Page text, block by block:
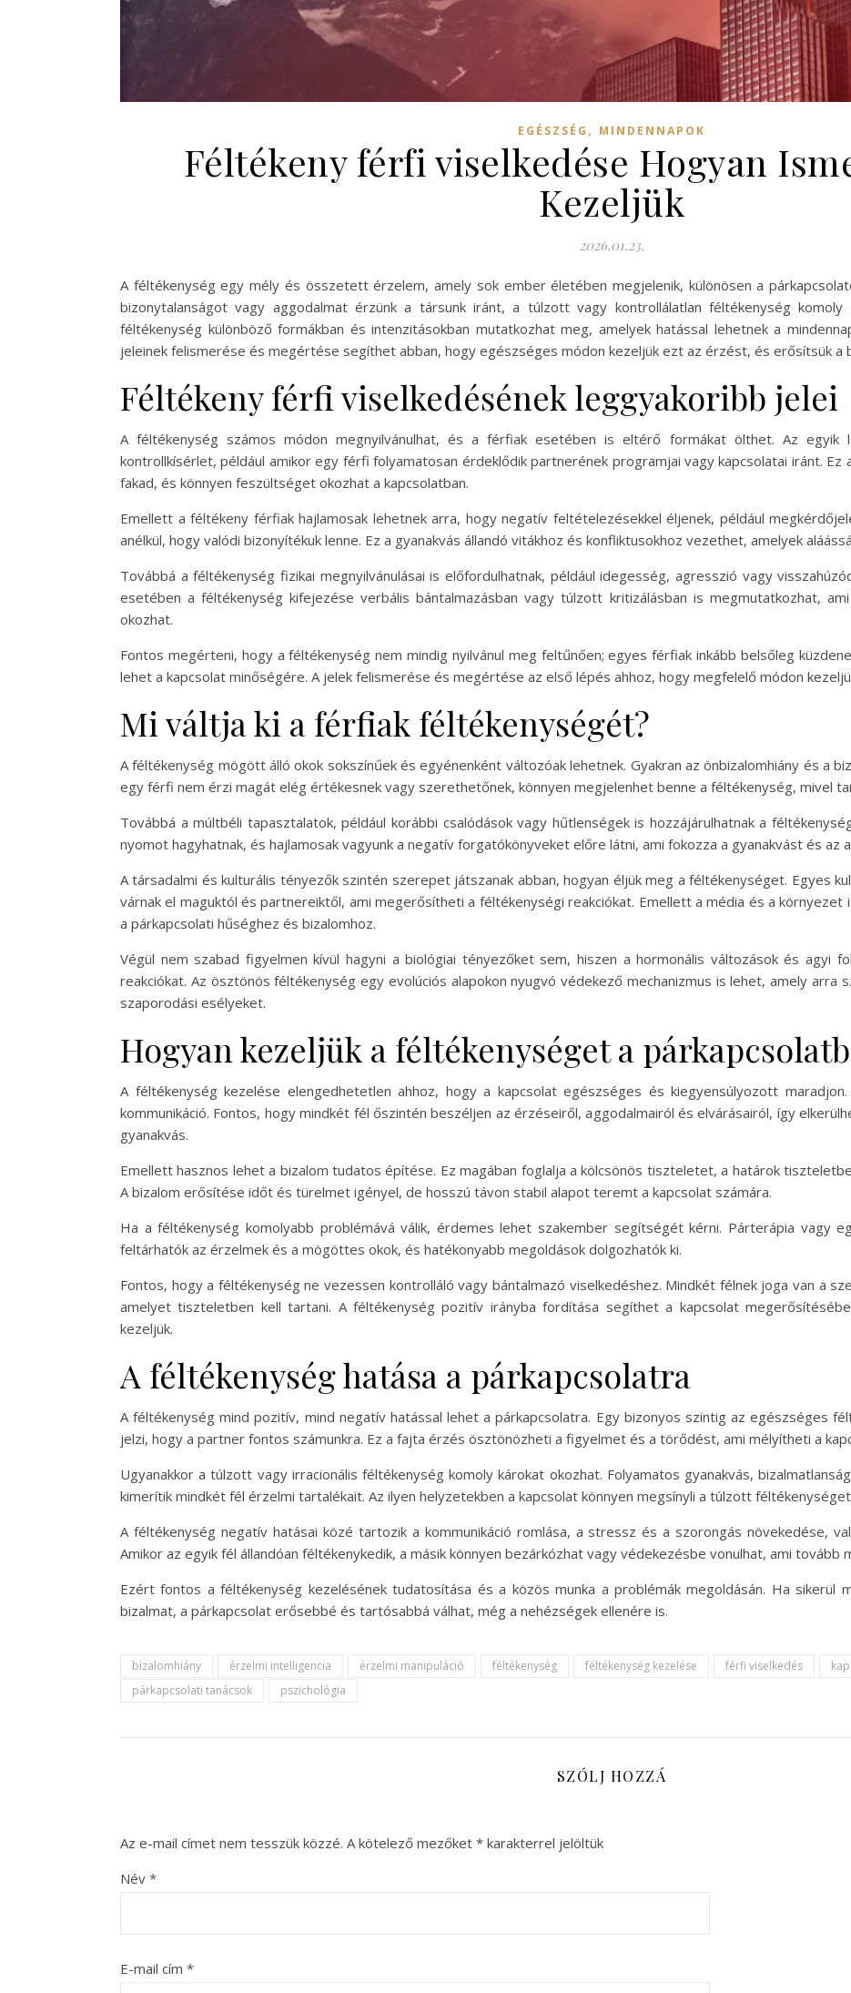
EGÉSZSÉG , MINDENNAPOK
Féltékeny férfi viselkedése Hogyan
Kezeljük
2026.01.23.
A féltékenység egy mély és összetett érzelem, amely sok ember életében megjelenik, különösen a
bizonytalanságot vagy aggodalmat érzünk a társunk iránt, a túlzott vagy kontrollálatlan féltékenység
féltékenység különböző formákban és intenzitásokban mutatkozhat meg, amelyek hatással lehetnek a
jeleinek felismerése és megértése segíthet abban, hogy egészséges módon kezeljük ezt az érzést, és erősítsük a
Féltékeny férfi viselkedésének leggyakoribb jelei
A féltékenység számos módon megnyilvánulhat, és a férfiak esetében is eltérő formákat ölthet. Az
kontrollkísérlet, például amikor egy férfi folyamatosan érdeklődik partnerének programjai vagy kapcsolatai iránt. Ez
fakad, és könnyen feszültséget okozhat a kapcsolatban.
Emellett a féltékeny férfiak hajlamosak lehetnek arra, hogy negatív feltételezésekkel éljenek, például
anélkül, hogy valódi bizonyítékuk lenne. Ez a gyanakvás állandó vitákhoz és konfliktusokhoz vezethet, amelyek
Továbbá a féltékenység fizikai megnyilvánulásai is előfordulhatnak, például idegesség, agresszió vagy
esetében a féltékenység kifejezése verbális bántalmazásban vagy túlzott kritizálásban is megmutatkozhat,
okozhat.
Fontos megérteni, hogy a féltékenység nem mindig nyilvánul meg feltűnően; egyes férfiak inkább belsőleg
lehet a kapcsolat minőségére. A jelek felismerése és megértése az első lépés ahhoz, hogy megfelelő módon
Mi váltja ki a férfiak féltékenységét?
A féltékenység mögött álló okok sokszínűek és egyénenként változóak lehetnek. Gyakran az önbizalomhiány és a
egy férfi nem érzi magát elég értékesnek vagy szerethetőnek, könnyen megjelenhet benne a féltékenység, mivel
Továbbá a múltbéli tapasztalatok, például korábbi csalódások vagy hűtlenségek is hozzájárulhatnak a
nyomot hagyhatnak, és hajlamosak vagyunk a negatív forgatókönyveket előre látni, ami fokozza a gyanakvást és az
A társadalmi és kulturális tényezők szintén szerepet játszanak abban, hogyan éljük meg a féltékenységet. Egyes
várnak el maguktól és partnereiktől, ami megerősítheti a féltékenységi reakciókat. Emellett a média és a környezet
a párkapcsolati hűséghez és bizalomhoz.
Végül nem szabad figyelmen kívül hagyni a biológiai tényezőket sem, hiszen a hormonális változások és agyi
reakciókat. Az ösztönös féltékenység egy evolúciós alapokon nyugvó védekező mechanizmus is lehet, amely arra
szaporodási esélyeket.
Hogyan kezeljük a féltékenységet a
A féltékenység kezelése elengedhetetlen ahhoz, hogy a kapcsolat egészséges és kiegyensúlyozott
kommunikáció. Fontos, hogy mindkét fél őszintén beszéljen az érzéseiről, aggodalmairól és elvárásairól, így
gyanakvás.
Emellett hasznos lehet a bizalom tudatos építése. Ez magában foglalja a kölcsönös tiszteletet, a határok
A bizalom erősítése időt és türelmet igényel, de hosszú távon stabil alapot teremt a kapcsolat számára.
Ha a féltékenység komolyabb problémává válik, érdemes lehet szakember segítségét kérni. Párterápia vagy
feltárhatók az érzelmek és a mögöttes okok, és hatékonyabb megoldások dolgozhatók ki.
Fontos, hogy a féltékenység ne vezessen kontrolláló vagy bántalmazó viselkedéshez. Mindkét félnek joga van a
amelyet tiszteletben kell tartani. A féltékenység pozitív irányba fordítása segíthet a kapcsolat
kezeljük.
A féltékenység hatása a párkapcsolatra
A féltékenység mind pozitív, mind negatív hatással lehet a párkapcsolatra. Egy bizonyos szintig az egészséges
jelzi, hogy a partner fontos számunkra. Ez a fajta érzés ösztönözheti a figyelmet és a törődést, ami mélyítheti a
Ugyanakkor a túlzott vagy irracionális féltékenység komoly károkat okozhat. Folyamatos gyanakvás,
kimerítik mindkét fél érzelmi tartalékait. Az ilyen helyzetekben a kapcsolat könnyen megsínyli a túlzott
A féltékenység negatív hatásai közé tartozik a kommunikáció romlása, a stressz és a szorongás növekedése,
Amikor az egyik fél állandóan féltékenykedik, a másik könnyen bezárkózhat vagy védekezésbe vonulhat, ami tovább
Ezért fontos a féltékenység kezelésének tudatosítása és a közös munka a problémák megoldásán. Ha sikerül
bizalmat, a párkapcsolat erősebbé és tartósabbá válhat, még a nehézségek ellenére is.
bizalomhiány érzelmi intelligencia érzelmi manipuláció féltékenység féltékenység kezelése férfi viselkedés
párkapcsolati tanácsok
pszichológia
SZÓLJ HOZZÁ
Az e-mail címet nem tesszük közzé. A kötelező mezőket * karakterrel jelöltük
Név *
E-mail cím *